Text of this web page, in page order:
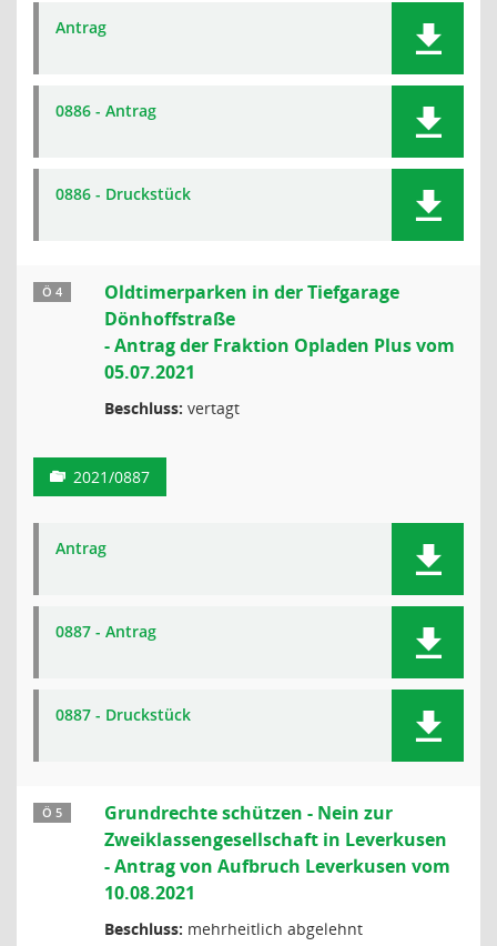
Antrag
0886 - Antrag
0886 - Druckstück
Ö 4
Oldtimerparken in der Tiefgarage
Dönhoffstraße
- Antrag der Fraktion Opladen Plus vom
05.07.2021
Beschluss: vertagt
2021/0887
Antrag
0887 - Antrag
0887 - Druckstück
Ö 5
Grundrechte schützen - Nein zur
Zweiklassengesellschaft in Leverkusen
- Antrag von Aufbruch Leverkusen vom
10.08.2021
Beschluss: mehrheitlich abgelehnt